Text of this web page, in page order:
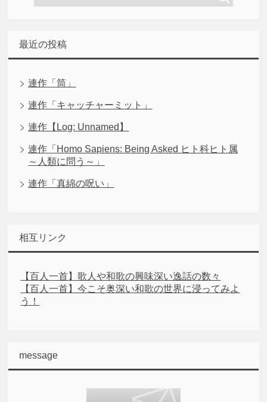
最近の投稿
連作「筒」
連作「キャッチャーミット」
連作【Log: Unnamed】
連作「Homo Sapiens: Being Asked ヒト科ヒト属
～人類に問う～」
連作「真綿の呪い」
相互リンク
【百人一首】歌人や和歌の興味深い逸話の数々
【百人一首】今こそ奥深い和歌の世界に浸ってみよ
う！
message